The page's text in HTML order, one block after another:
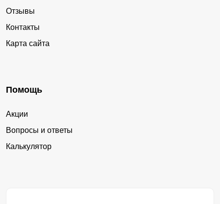
Отзывы
Контакты
Карта сайта
Помощь
Акции
Вопросы и ответы
Калькулятор